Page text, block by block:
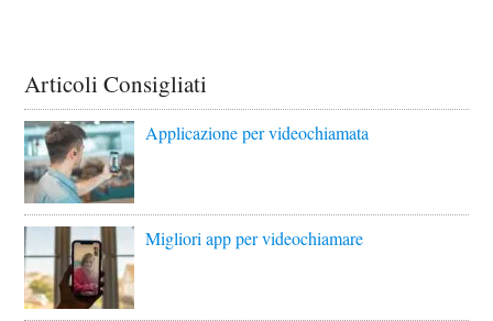
Articoli Consigliati
Applicazione per videochiamata
Migliori app per videochiamare